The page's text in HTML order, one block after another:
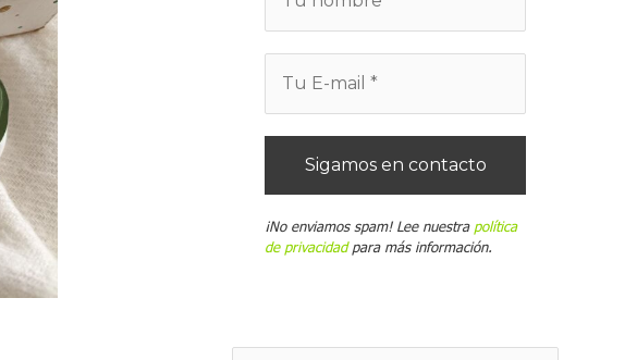
¡No enviamos spam! Lee nuestra política
de privacidadpara más información.